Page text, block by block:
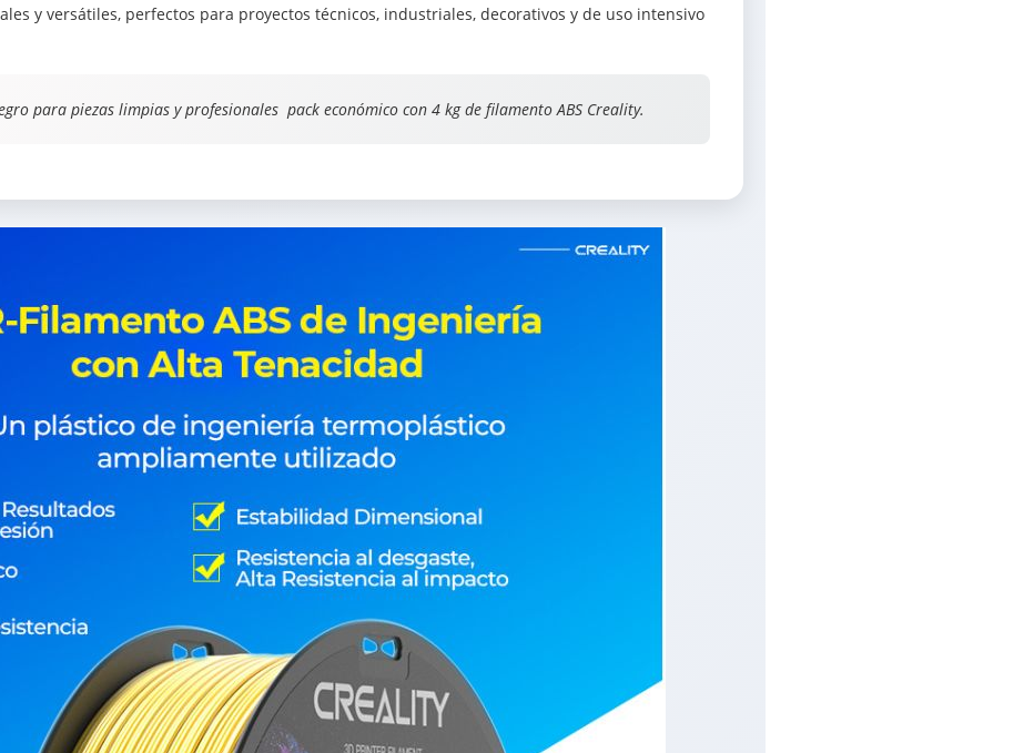
y versátiles, perfectos para proyectos técnicos, industriales, decorativos y de uso intensivo
para piezas limpias y profesionales  pack económico con 4 kg de filamento ABS Creality.